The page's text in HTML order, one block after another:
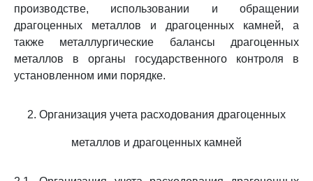
производстве, использовании и обращении
драгоценных металлов и драгоценных камней, а
также металлургические балансы драгоценных
металлов в органы государственного контроля в
установленном ими порядке.
2. Организация учета расходования драгоценных
металлов и драгоценных камней